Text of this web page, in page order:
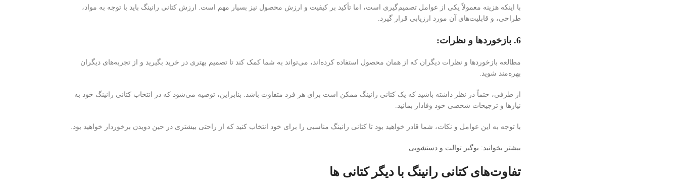
با اینکه هزینه معمولاً یکی از عوامل تصمیم‌گیری است، اما تأکید بر کیفیت و ارزش محصول نیز بسیار مهم است. ارزش کتانی رانینگ باید با توجه به مواد،
طراحی، و قابلیت‌های آن مورد ارزیابی قرار گیرد.
6. بازخوردها و نظرات:
مطالعه بازخوردها و نظرات دیگران که از همان محصول استفاده کرده‌اند، می‌تواند به شما کمک کند تا تصمیم بهتری در خرید بگیرید و از تجربه‌های دیگران
بهره‌مند شوید.
از طرفی، حتماً در نظر داشته باشید که یک کتانی رانینگ ممکن است برای هر فرد متفاوت باشد. بنابراین، توصیه می‌شود که در انتخاب کتانی رانینگ خود به
نیازها و ترجیحات شخصی خود وفادار بمانید.
با توجه به این عوامل و نکات، شما قادر خواهید بود تا کتانی رانینگ مناسبی را برای خود انتخاب کنید که از راحتی بیشتری در حین دویدن برخوردار خواهید بود.
بیشتر بخوانید: بوگیر توالت و دستشویی
تفاوت‌های کتانی رانینگ با دیگر کتانی ها